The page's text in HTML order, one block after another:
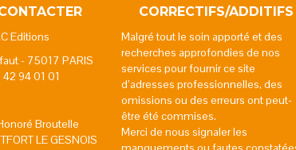
Editions
- 75017 PARIS
42 94 01 01
Broutelle
LE GESNOIS
CORRECTIFS/ADDITIFS
Malgré tout le soin apporté et des
recherches approfondies de nos
services pour fournir ce site
d’adresses professionnelles, des
omissions ou des erreurs ont peut-
être été commises.
Merci de nous signaler les